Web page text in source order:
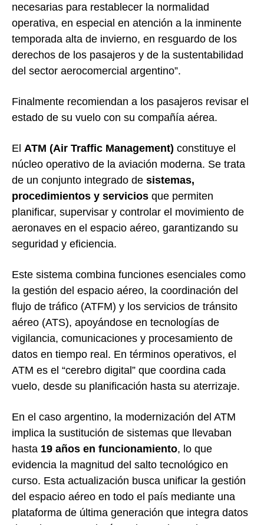
necesarias para restablecer la normalidad
operativa, en especial en atención a la inminente
temporada alta de invierno, en resguardo de los
derechos de los pasajeros y de la sustentabilidad
del sector aerocomercial argentino”.
Finalmente recomiendan a los pasajeros revisar el
estado de su vuelo con su compañía aérea.
El ATM (Air Traffic Management) constituye el
núcleo operativo de la aviación moderna. Se trata
de un conjunto integrado de sistemas,
procedimientos y servicios que permiten
planificar, supervisar y controlar el movimiento de
aeronaves en el espacio aéreo, garantizando su
seguridad y eficiencia.
Este sistema combina funciones esenciales como
la gestión del espacio aéreo, la coordinación del
flujo de tráfico (ATFM) y los servicios de tránsito
aéreo (ATS), apoyándose en tecnologías de
vigilancia, comunicaciones y procesamiento de
datos en tiempo real. En términos operativos, el
ATM es el “cerebro digital” que coordina cada
vuelo, desde su planificación hasta su aterrizaje.
En el caso argentino, la modernización del ATM
implica la sustitución de sistemas que llevaban
hasta 19 años en funcionamiento, lo que
evidencia la magnitud del salto tecnológico en
curso. Esta actualización busca unificar la gestión
del espacio aéreo en todo el país mediante una
plataforma de última generación que integra datos